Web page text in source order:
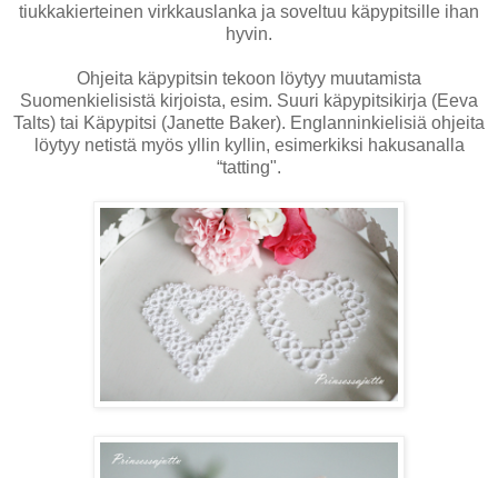
tiukkakierteinen virkkauslanka ja soveltuu käpypitsille ihan
hyvin.
Ohjeita käpypitsin tekoon löytyy muutamista
Suomenkielisistä kirjoista, esim. Suuri käpypitsikirja (Eeva
Talts) tai Käpypitsi (Janette Baker). Englanninkielisiä ohjeita
löytyy netistä myös yllin kyllin, esimerkiksi hakusanalla
“tatting".